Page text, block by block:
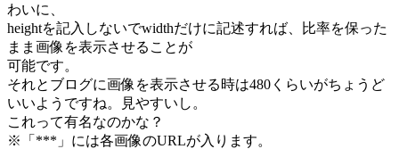
わいに、
heightを記入しないでwidthだけに記述すれば、比率を保った
まま画像を表示させることが
可能です。
それとブログに画像を表示させる時は480くらいがちょうど
いいようですね。見やすいし。
これって有名なのかな？
※「***」には各画像のURLが入ります。